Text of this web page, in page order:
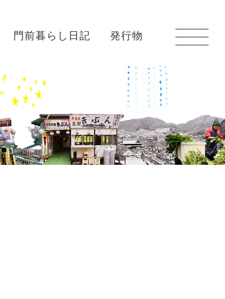
門前暮らし日記 発行物